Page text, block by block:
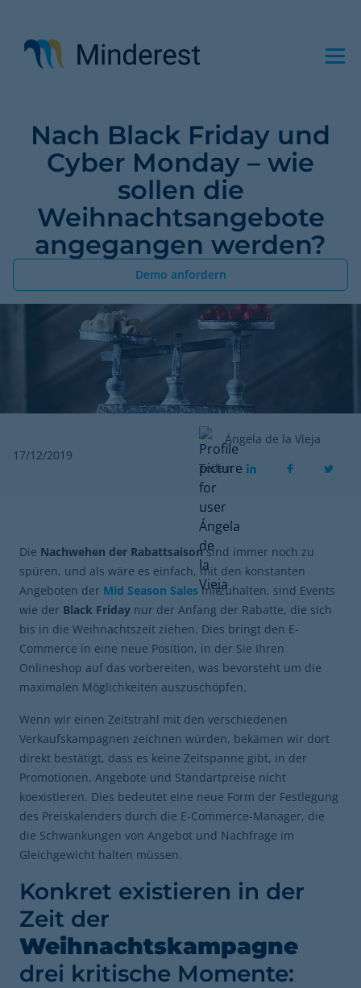
Inhalt
Nach Black Friday und
Cyber Monday – wie
sollen die
Weihnachtsangebote
angegangen werden?
Demo anfordern
17/12/2019
Ángela de la Vieja
Teilen
Die Nachwehen der Rabattsaisonsind immer noch zu
spüren, und als wäre es einfach, mit den konstanten
Angeboten der Mid Season Salesmitzuhalten, sind Events
wie der Black Friday nur der Anfang der Rabatte, die sich
bis in die Weihnachtszeit ziehen. Dies bringt den E-
Commerce in eine neue Position, in der Sie Ihren
Onlineshop auf das vorbereiten, was bevorsteht um die
maximalen Möglichkeiten auszuschöpfen.
Wenn wir einen Zeitstrahl mit den verschiedenen
Verkaufskampagnen zeichnen würden, bekämen wir dort
direkt bestätigt, dass es keine Zeitspanne gibt, in der
Promotionen, Angebote und Standartpreise nicht
koexistieren. Dies bedeutet eine neue Form der Festlegung
des Preiskalenders durch die E-Commerce-Manager, die
die Schwankungen von Angebot und Nachfrage im
Gleichgewicht halten müssen.
Konkret existieren in der
Zeit der
Weihnachtskampagne
drei kritische Momente: